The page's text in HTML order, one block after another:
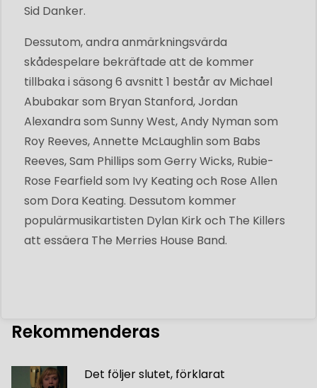
Sid Danker.
Dessutom, andra anmärkningsvärda
skådespelare bekräftade att de kommer
tillbaka i säsong 6 avsnitt 1 består av Michael
Abubakar som Bryan Stanford, Jordan
Alexandra som Sunny West, Andy Nyman som
Roy Reeves, Annette McLaughlin som Babs
Reeves, Sam Phillips som Gerry Wicks, Rubie-
Rose Fearfield som Ivy Keating och Rose Allen
som Dora Keating. Dessutom kommer
populärmusikartisten Dylan Kirk och The Killers
att essäera The Merries House Band.
Rekommenderas
Det följer slutet, förklarat